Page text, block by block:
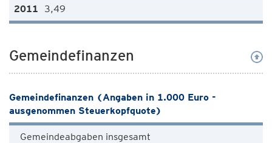
3,49
Gemeindefinanzen
Gemeindefinanzen (Angaben in 1.000 Euro -
ausgenommen Steuerkopfquote)
Gemeindeabgaben insgesamt